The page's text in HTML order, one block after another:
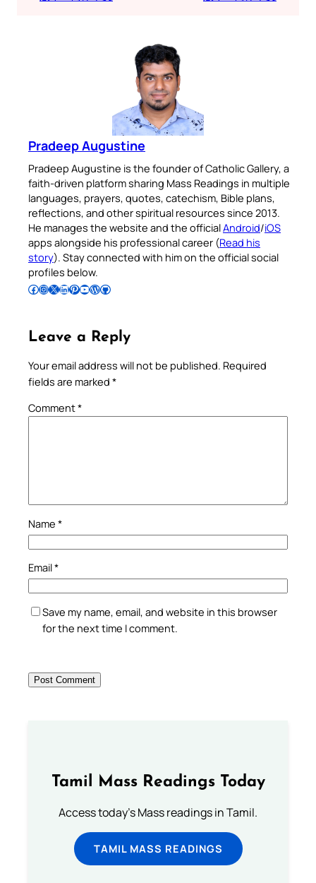
Pradeep Augustine
Pradeep Augustine is the founder of Catholic Gallery, a
faith-driven platform sharing Mass Readings in multiple
languages, prayers, quotes, catechism, Bible plans,
reflections, and other spiritual resources since 2013.
He manages the website and the officialAndroid/iOS
apps alongside his professional career (Read his
story). Stay connected with him on the official social
profiles below.
Follow Pradeep on Facebook Follow Pradeep on InstagramFollow Pradeep on X Follow Pradeep on LinkedIn Follow Pradeep on Pinterest Subscribe to Pradeep’s Youtube Channel Follow Pradeep on WordPress Follow Pradeep on GitHub
Leave a Reply
Your email address will not be published. Required
fields are marked *
Comment*
Name *
Email*
Save my name, email, and website in this browser
for the next time I comment.
Tamil Mass Readings Today
Access today's Mass readings in Tamil.
TAMIL MASS READINGS